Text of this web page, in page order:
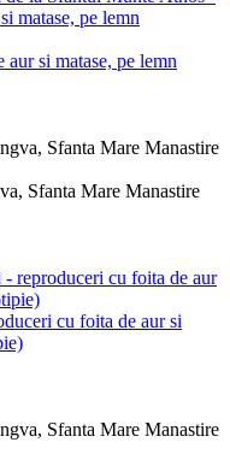
matase, pe lemn
si matase, pe lemn
Sfanta Mare Manastire
reproduceri cu foita de aur
cu foita de aur si